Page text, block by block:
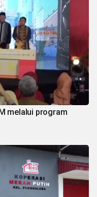
melalui program